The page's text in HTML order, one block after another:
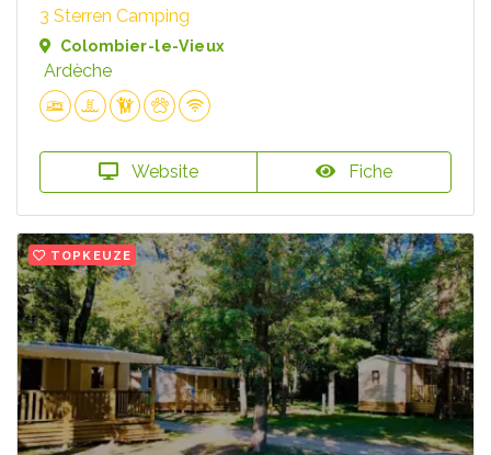
3 Sterren Camping
Colombier-le-Vieux
Ardèche
Website Fiche
TOPKEUZE